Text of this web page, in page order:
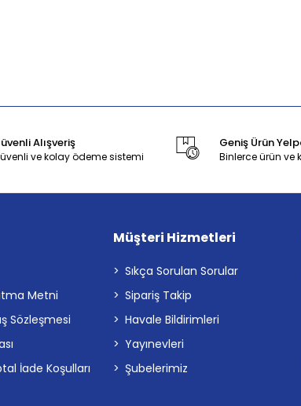
Alışveriş
ve kolay ödeme sistemi
Geniş Ürün
Binlerce ürün
Metni
Sözleşmesi
İade Koşulları
Müşteri Hizmetleri
Sıkça Sorulan Sorular
Sipariş Takip
Havale Bildirimleri
Yayınevleri
Şubelerimiz